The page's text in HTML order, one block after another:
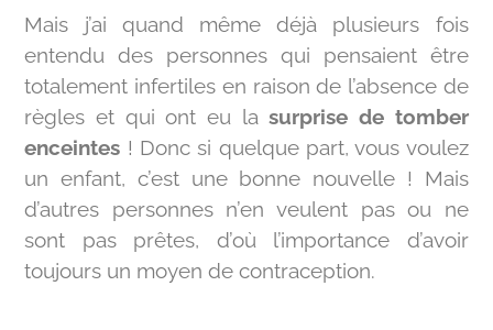
Mais j’ai quand même déjà plusieurs fois
entendu des personnes qui pensaient être
totalement infertiles en raison de l’absence de
règles et qui ont eu la surprise de tomber
enceintes ! Donc si quelque part, vous voulez
un enfant, c’est une bonne nouvelle ! Mais
d’autres personnes n’en veulent pas ou ne
sont pas prêtes, d’où l’importance d’avoir
toujours un moyen de contraception.